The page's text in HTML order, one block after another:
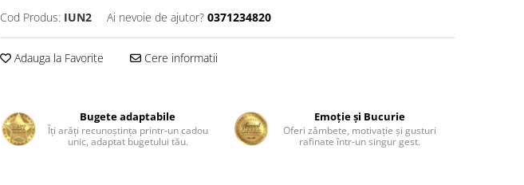
Cod Produs: IUN2 Ai nevoie de ajutor? 0371234820
Adauga la Favorite Cere informatii
Bugete adaptabile
Îți arăți recunoștința printr-un cadou
unic, adaptat bugetului tău.
Emoție și Bucurie
Oferi zâmbete, motivație și gusturi
rafinate într-un singur gest.